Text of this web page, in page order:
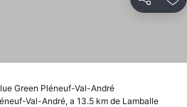
Partilhar
Green Pléneuf-Val-André
Val-André, a 13.5 km de Lamballe